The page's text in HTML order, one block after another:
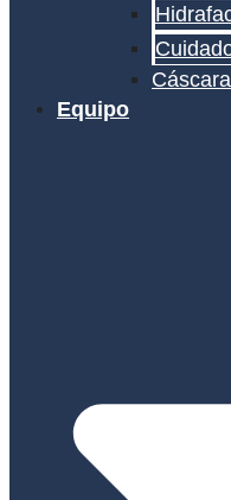
Equipo